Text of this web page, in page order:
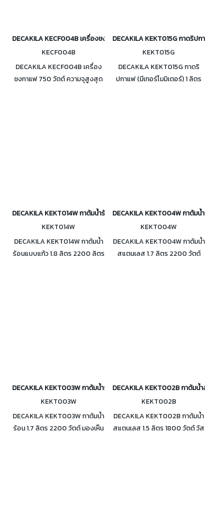
DECAKILA KECF004B เครื่องชงกาแฟ 750 วัตต์
KECF004B
DECAKILA KECF004B เครื่อง
ชงกาแฟ 750 วัตต์ ความจุสูงสุด
DECAKILA KEKT015G กาดริปกาแฟ
KEKT015G
DECAKILA KEKT015G กาดริ
ปกาแฟ (มีเทอร์โมมิเตอร์) 1 ลิตร
DECAKILA KEKT014W กาต้มน้ำร้อนแบบแก้ว 1.8 ลิตร 2200 ลิตร
KEKT014W
DECAKILA KEKT014W กาต้มน้ำ
ร้อนแบบแก้ว 1.8 ลิตร 2200 ลิตร
DECAKILA KEKT004W กาต้มน้ำส
KEKT004W
DECAKILA KEKT004W กาต้มน้ำ
สแตนเลส 1.7 ลิตร 2200 วัตต์
DECAKILA KEKT003W กาต้มน้ำร้อน 1.7 ลิตร 2200 วัตต์
KEKT003W
DECAKILA KEKT003W กาต้มน้ำ
ร้อน 1.7 ลิตร 2200 วัตต์ มองเห็น
DECAKILA KEKT002B กาต้มน้ำสแ
KEKT002B
DECAKILA KEKT002B กาต้มน้ำ
สแตนเลส 1.5 ลิตร 1800 วัตต์ วัส